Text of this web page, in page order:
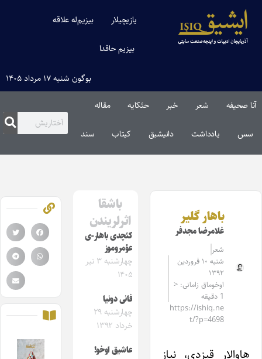
یازیچیلار بیزیم‌له علاقه
بیزیم حاقدا
بوگون شنبه ۱۷ مرداد ۱۴۰۵
آنا صحیفه شعر خبر حئکایه مقاله‌
سس یادداشت دانیشیق کیتاب سند
باهار گلیر
غلامرضا مجدفر
شعر
شنبه ۱۰ فروردین
۱۳۹۲
اوخوماق زامانی: <
1 دقیقه
https://ishiq.ne
t/?p=4698
هاوالار قیزدی، نیاز
باشقا
اثرلریندن
کئچدی باهار-ی
عؤمروموز
چهارشنبه ۳ تیر
۱۴۰۵
فانی دونیا
چهارشنبه ۲۹
خرداد ۱۳۹۲
عاشیق اوخو!